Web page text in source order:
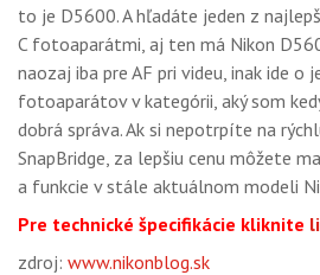
to je D5600. A hľadáte jeden z
C fotoaparátmi, aj ten má Nikon
naozaj iba pre AF pri videu, inak ide o
fotoaparátov v kategórii, aký som
dobrá správa. Ak si nepotrpíte na
SnapBridge, za lepšiu cenu môžete
a funkcie v stále aktuálnom modeli
Pre technické špecifikácie kliknite
zdroj: www.nikonblog.sk